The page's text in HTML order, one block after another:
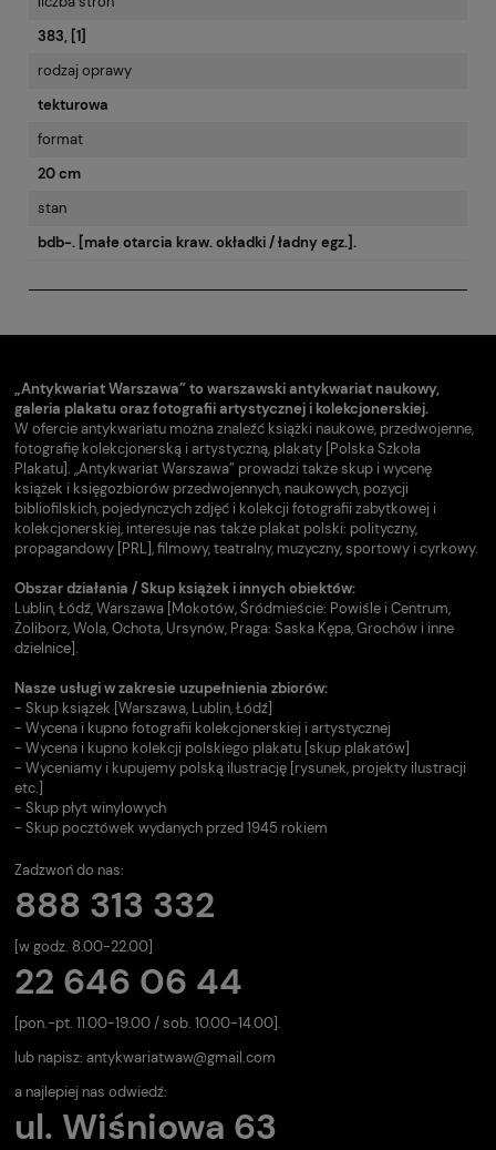
383, [1]
rodzaj oprawy
tekturowa
format
20 cm
stan
bdb-. [małe otarcia kraw. okładki / ładny egz.].
„Antykwariat Warszawa” to warszawski antykwariat naukowy,
galeria plakatu oraz fotografii artystycznej i kolekcjonerskiej.
W ofercie antykwariatu można znaleźć książki naukowe, przedwojenne,
fotografię kolekcjonerską i artystyczną, plakaty [Polska Szkoła
Plakatu]. „Antykwariat Warszawa” prowadzi także skup i wycenę
książek i księgozbiorów przedwojennych, naukowych, pozycji
bibliofilskich, pojedynczych zdjęć i kolekcji fotografii zabytkowej i
kolekcjonerskiej, interesuje nas także plakat polski: polityczny,
propagandowy [PRL], filmowy, teatralny, muzyczny, sportowy i cyrkowy.
Obszar działania / Skup książek i innych obiektów:
Lublin, Łódź, Warszawa [Mokotów, Śródmieście: Powiśle i Centrum,
Żoliborz, Wola, Ochota, Ursynów, Praga: Saska Kępa, Grochów i inne
dzielnice].
Nasze usługi w zakresie uzupełnienia zbiorów:
- Skup książek [Warszawa, Lublin, Łódź]
- Wycena i kupno fotografii kolekcjonerskiej i artystycznej
- Wycena i kupno kolekcji polskiego plakatu [skup plakatów]
- Wyceniamy i kupujemy polską ilustrację [rysunek, projekty ilustracji
etc.]
- Skup płyt winylowych
- Skup pocztówek wydanych przed 1945 rokiem
Zadzwoń do nas:
888 313 332
[w godz. 8.00-22.00]
22 646 06 44
[pon.-pt. 11.00-19.00 / sob. 10.00-14.00].
lub napisz: antykwariatwaw@gmail.com
a najlepiej nas odwiedź:
ul. Wiśniowa 63